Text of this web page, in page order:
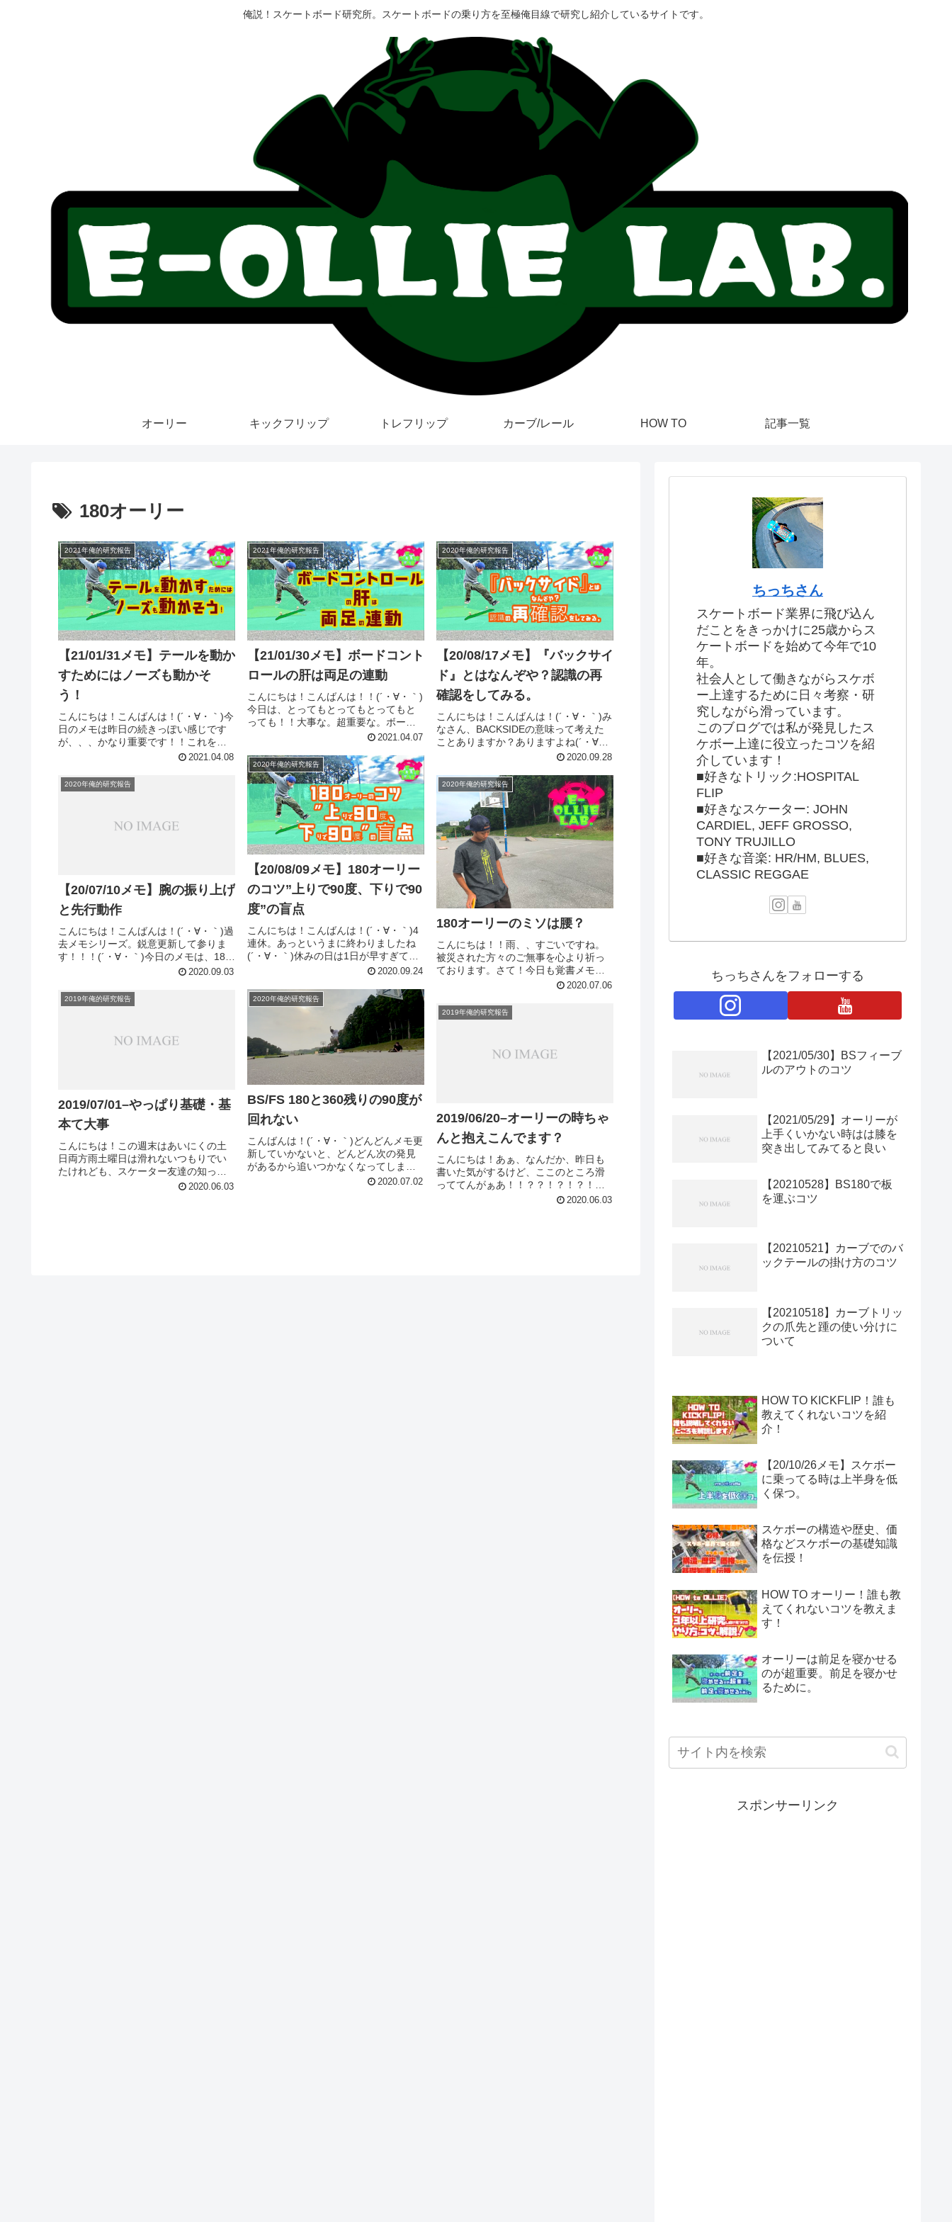
俺説！スケートボード研究所。スケートボードの乗り方を至極俺目線で研究し紹介しているサイトです。
オーリー キックフリップ トレフリップ カーブ/レール HOW TO 記事一覧
180オーリー
2021年俺的研究報告
【21/01/31メモ】テールを動か
すためにはノーズも動かそ
う！
こんにちは！こんばんは！(´・∀・｀)今
日のメモは昨日の続きっぽい感じです
が、、、かなり重要です！！これを知
ってるのと知らないのとでは成長に大
い重要です！！とりあえずいってみま
しょう！！ノーズを動かすために...
2021.04.08
2021年俺的研究報告
【21/01/30メモ】ボードコント
ロールの肝は両足の連動
こんにちは！こんばんは！！(´・∀・｀)
今日は、とってもとってもとってもと
っても！！大事な。超重要な。ボード
コントロールに関するコツのメモで
180の前足の使い方を勘違いしてたか
も。ノーズをあるポイントで押し...
2021.04.07
2020年俺的研究報告
【20/08/17メモ】『バックサイ
ド』とはなんぞや？認識の再
確認をしてみる。
こんにちは！こんばんは！(´・∀・｀)み
なさん、BACKSIDEの意味って考えた
ことありますか？ありますよね(´・∀・
｀)笑多くのスケートボード初心者は、
な理由からBACKSIDE(バックサイド)を
FRON...
2020.09.28
2020年俺的研究報告
【20/08/09メモ】180オーリー
のコツ”上りで90度、下りで90
度”の盲点
こんにちは！こんばんは！(´・∀・｀)4
連休。あっというまに終わりましたね
(´・∀・｀)休みの日は1日が早すぎてつ
らいです。(´・∀・｀)ってことで、長ら
バいと思いブログｶｷｶｷ中です(´・∀・｀)
ってな感...
2020.09.24
2020年俺的研究報告
【20/07/10メモ】腕の振り上げ
と先行動作
こんにちは！こんばんは！(´・∀・｀)過
去メモシリーズ。鋭意更新して参りま
す！！！(´・∀・｀)今日のメモは、180
系トリックの時によく話に上がる、
∀・｀)でも、実際これってよくわから
なくないですか？....
2020.09.03
2020年俺的研究報告
180オーリーのミソは腰？
こんにちは！！雨、、すごいですね。
被災された方々のご無事を心より祈っ
ております。さて！今日も覚書メモ書
き残していきます！なんか一つ一つ解
ちゃって、なうなネタに全然追いつか
ないので...(´・∀・｀)ひっっじ...
2020.07.06
2020年俺的研究報告
BS/FS 180と360残りの90度が
回れない
こんばんは！(´・∀・｀)どんどんメモ更
新していかないと、どんどん次の発見
があるから追いつかなくなってしまう
(´・∀・｀)笑ってことで、今回のネタは
2020.07.02
2019年俺的研究報告
2019/07/01–やっぱり基礎・基
本て大事
こんにちは！この週末はあいにくの土
日両方雨土曜日は滑れないつもりでい
たけれども、スケーター友達の知って
いる雨の日スポットでなんとか滑れた
2020.06.03
2019年俺的研究報告
2019/06/20–オーリーの時ちゃ
んと抱えこんでます？
こんにちは！あぁ、なんだか、昨日も
書いた気がするけど、ここのところ滑
っててんがぁあ！！？？！？！？！っ
て感じの目が覚めるような発見がな
2020.06.03
ちっちさん
スケートボード業界に飛び込ん
だことをきっかけに25歳からス
ケートボードを始めて今年で10
年。
社会人として働きながらスケボ
ー上達するために日々考察・研
究しながら滑っています。
このブログでは私が発見したス
ケボー上達に役立ったコツを紹
介しています！
■好きなトリック:HOSPITAL
FLIP
■好きなスケーター: JOHN
CARDIEL, JEFF GROSSO,
TONY TRUJILLO
■好きな音楽: HR/HM, BLUES,
CLASSIC REGGAE
ちっちさんをフォローする
【2021/05/30】BSフィーブ
ルのアウトのコツ
【2021/05/29】オーリーが
上手くいかない時はは膝を
突き出してみてると良い
【20210528】BS180で板
を運ぶコツ
【20210521】カーブでのバ
ックテールの掛け方のコツ
【20210518】カーブトリッ
クの爪先と踵の使い分けに
ついて
HOW TO KICKFLIP！誰も
教えてくれないコツを紹
介！
【20/10/26メモ】スケボー
に乗ってる時は上半身を低
く保つ。
スケボーの構造や歴史、価
格などスケボーの基礎知識
を伝授！
HOW TO オーリー！誰も教
えてくれないコツを教えま
す！
オーリーは前足を寝かせる
のが超重要。前足を寝かせ
るために。
スポンサーリンク